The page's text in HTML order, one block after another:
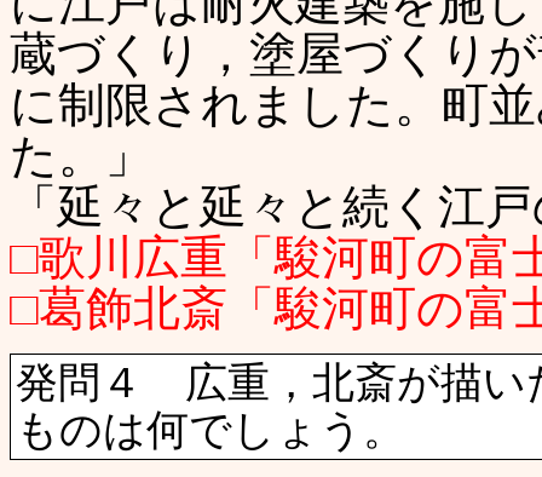
蔵づくり，塗屋づくり
に制限されました。町
た。」
「延々と延々と続く江
□歌川広重「駿河町の富
□葛飾北斎「駿河町の富
発問４ 広重，北斎が描い
ものは何でしょう。